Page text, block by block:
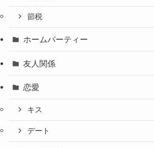
節税
ホームパーティー
友人関係
恋愛
キス
デート